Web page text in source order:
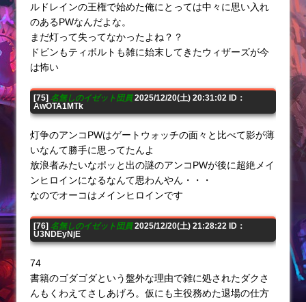
ルドレインの王権で始めた俺にとっては中々に思い入れ
のあるPWなんだよな。
まだ灯って失ってなかったよね？？
ドビンもティボルトも雑に始末してきたウィザーズが今
は怖い
[75] 名無しのイゼット団員2025/12/20(土) 20:31:02 ID：
AwOTA1MTk
灯争のアンコPWはゲートウォッチの面々と比べて影が薄
いなんて勝手に思ってたんよ
放浪者みたいなポッと出の謎のアンコPWが後に超絶メイ
ンヒロインになるなんて思わんやん・・・
なのでオーコはメインヒロインです
[76] 名無しのイゼット団員2025/12/20(土) 21:28:22 ID：
U3NDEyNjE
74
書籍のゴダゴダという盤外な理由で雑に処されたダクさ
んもくわえてさしあげろ。仮にも主役務めた退場の仕方